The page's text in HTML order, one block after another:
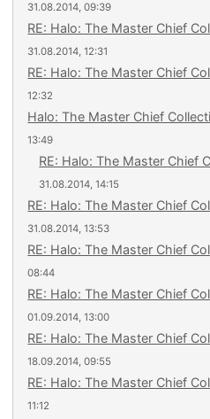
31.08.2014, 09:39
RE: Halo: The Master Chief
31.08.2014, 12:31
RE: Halo: The Master Chief
12:32
Halo: The Master Chief
13:49
RE: Halo: The Master Chief
31.08.2014, 14:15
RE: Halo: The Master Chief
31.08.2014, 13:53
RE: Halo: The Master Chief
08:44
RE: Halo: The Master Chief
01.09.2014, 13:00
RE: Halo: The Master Chief
18.09.2014, 09:55
RE: Halo: The Master Chief
11:12